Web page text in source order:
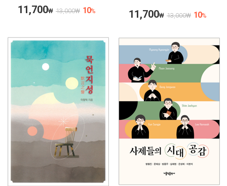
11,700₩ 13,000₩ 10% 11,700₩ 13,000₩ 10%